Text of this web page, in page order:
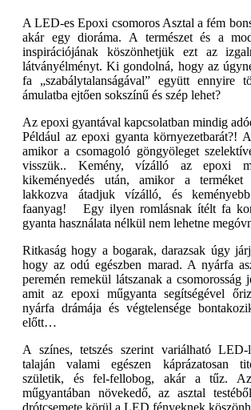
A LED-es Epoxi csomoros Asztal a fém
akár egy dioráma. A természet és a
inspirációjának köszönhetjük ezt az
látványélményt. Ki gondolná, hogy az
fa „szabálytalanságával” együtt ennyire
ámulatba ejtően sokszínű és szép lehet?
Az epoxi gyantával kapcsolatban mindig
Például az epoxi gyanta környezetbarát?!
amikor a csomagoló göngyöleget
visszük.. Kemény, vízálló az epoxi
kikeményedés után, amikor a terméket
lakkozva átadjuk vízálló, és
faanyag! Egy ilyen romlásnak ítélt fa
gyanta használata nélkül nem lehetne
Ritkaság hogy a bogarak, darazsak úgy
hogy az odú egészben marad. A nyárfa
peremén remekül látszanak a csomorosság
amit az epoxi műgyanta segítségével
nyárfa drámája és végtelensége
előtt…
A színes, tetszés szerint variálható LED-
talaján valami egészen káprázatosan
születik, és fel-fellobog, akár a tűz.
műgyantában növekedő, az asztal
drótcsemete körül a LED fényeknek